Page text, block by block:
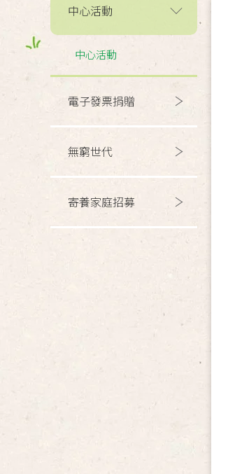
中心活動
中心活動
電子發票捐贈
無窮世代
寄養家庭招募